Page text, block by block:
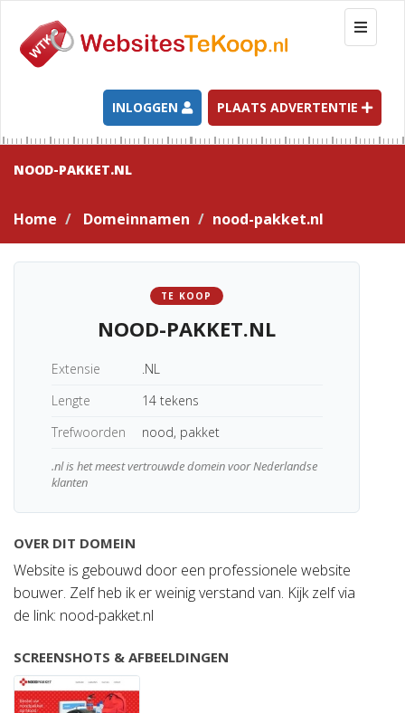
T
o
g
l
e
n
a
t
INLOGGEN PLAATS ADVERTENTIE
NOOD-PAKKET.NL
Home Domeinnamen nood-pakket.nl
TE KOOP
NOOD-PAKKET.NL
Extensie
.NL
Lengte
14 tekens
Trefwoorden
nood, pakket
.nl is het meest vertrouwde domein voor Nederlandse
klanten
OVER DIT DOMEIN
Website is gebouwd door een professionele website
bouwer. Zelf heb ik er weinig verstand van. Kijk zelf via
de link: nood-pakket.nl
SCREENSHOTS & AFBEELDINGEN